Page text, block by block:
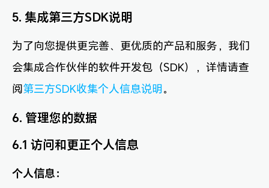
5. 集成第三方SDK说明
为了向您提供更完善、更优质的产品和服务，我们
会集成合作伙伴的软件开发包（SDK），详情请查
阅第三方SDK收集个人信息说明 。
6. 管理您的数据
6.1 访问和更正个人信息
个人信息：